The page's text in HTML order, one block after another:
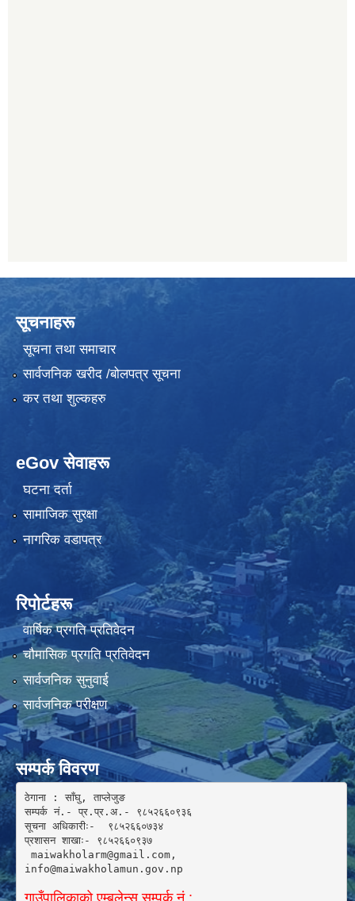
सूचनाहरू
सूचना तथा समाचार
सार्वजनिक खरीद /बोलपत्र सूचना
कर तथा शुल्कहरु
eGov सेवाहरू
घटना दर्ता
सामाजिक सुरक्षा
नागरिक वडापत्र
रिपोर्टहरू
वार्षिक प्रगति प्रतिवेदन
चौमासिक प्रगति प्रतिवेदन
सार्वजनिक सुनुवाई
सार्वजनिक परीक्षण
सम्पर्क विवरण
ठेगाना : साँघु, ताप्लेजुङ
सम्पर्क नं.- प्र.प्र.अ.- ९८५२६६०९३६
सूचना अधिकारीः-  ९८५२६६०७३४
प्रशासन शाखाः- ९८५२६६०९३७
maiwakholarm@gmail.com,
info@maiwakholamun.gov.np
गाउँपालिकाको एम्बुलेन्स सम्पर्क नं.: